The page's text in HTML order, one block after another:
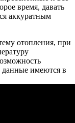
время, давать
аккуратным
отопления, при
данные имеются в